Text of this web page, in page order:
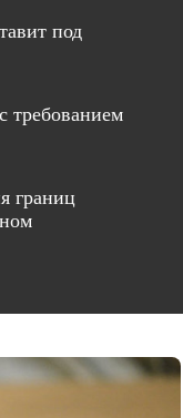
под
требованием
границ